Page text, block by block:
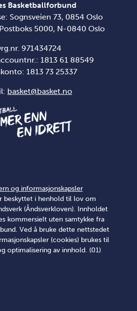
Basketballforbund
Sognsveien 73, 0854 Oslo
5000, N-0840 Oslo
971434724
1813 61 88549
1813 73 25337
basket@basket.no
og informasjonskapsler
beskyttet i henhold til lov om
(Åndsverkloven). Innholdet
kommersielt uten samtykke fra
Ved å bruke dette nettstedet
(cookies) brukes til
optimalisering av innhold. (01)